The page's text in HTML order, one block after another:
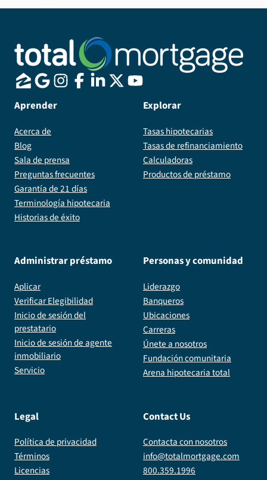
Aprender
Acerca de
Blog
Sala de prensa
Preguntas frecuentes
Garantía de 21 días
Terminología hipotecaria
Historias de éxito
Explorar
Tasas hipotecarias
Tasas de refinanciamiento
Calculadoras
Productos de préstamo
Administrar préstamo
Aplicar
Verificar Elegibilidad
Inicio de sesión del
prestatario
Inicio de sesión de agente
inmobiliario
Servicio
Personas y comunidad
Liderazgo
Banqueros
Ubicaciones
Carreras
Únete a nosotros
Fundación comunitaria
Arena hipotecaria total
Legal
Política de privacidad
Términos
Licencias
Contact Us
Contacta con nosotros
info@totalmortgage.com
800.359.1996